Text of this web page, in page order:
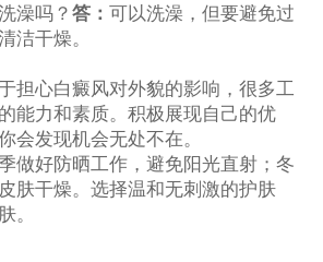
澡吗？ 答： 可以洗澡，但要避免过
洁干燥。
担心白癜风对外貌的影响，很多工
能力和素质。积极展现自己的优
会发现机会无处不在。
做好防晒工作，避免阳光直射；冬
肤干燥。选择温和无刺激的护肤
。